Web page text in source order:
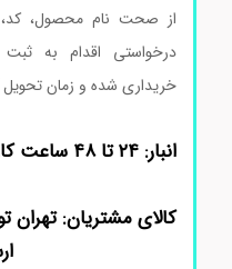
درخواستی اقدام به ثبت
خریداری شده و زمان تحویل
زمان
انبار: ۲۴ تا ۴۸ ساعت کاری می باشد
نحوه
کالای مشتریان: تهران
ارسال